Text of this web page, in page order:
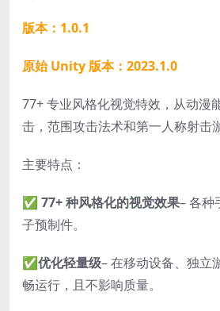
版本：1.0.1
原始 Unity 版本：2023.1.0
77+ 专业风格化视觉特效，从动漫
击，范围攻击法术和第一人称射击
主要特点：
✅ 77+ 种风格化的视觉效果– 各种
子预制件。
✅优化轻量级– 在移动设备、独立
畅运行，且不影响质量。